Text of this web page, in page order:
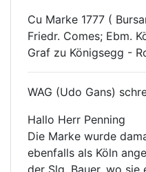
Cu Marke 1777 (
Friedr. Comes; Ebm.
Graf zu Königsegg -
WAG (Udo Gans)
Hallo Herr Penning
Die Marke wurde
ebenfalls als Köln